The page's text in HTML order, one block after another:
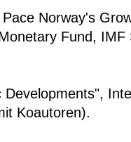
Norway's
Fund, IMF
Koautoren).